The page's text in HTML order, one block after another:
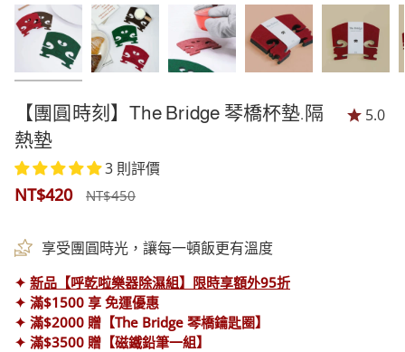
【團圓時刻】The Bridge 琴橋杯墊.隔
熱墊
3 則評價
5.0
NT$420
正
價
格
NT$450
享受團圓時光，讓每一頓飯更有溫度
✦ 新品【呼乾啦樂器除濕組】限時享額外95折
✦ 滿$1500 享 免運優惠
✦ 滿$2000 贈【The Bridge 琴橋鑰匙圈】
✦ 滿$3500 贈【磁鐵鉛筆一組】